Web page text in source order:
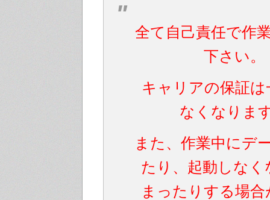
全て自己責任で作
下さい。
キャリアの保証は
なくなりま
また、作業中にデ
たり、起動しなく
まったりする場